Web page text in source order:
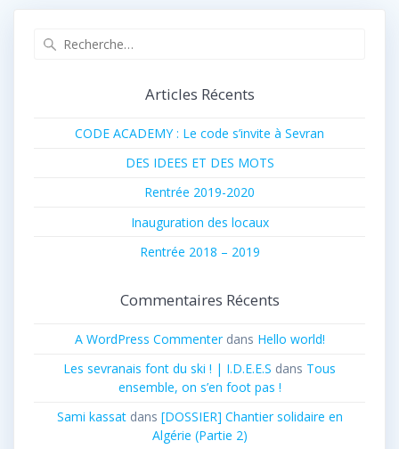
Articles Récents
CODE ACADEMY : Le code s’invite à Sevran
DES IDEES ET DES MOTS
Rentrée 2019-2020
Inauguration des locaux
Rentrée 2018 – 2019
Commentaires Récents
A WordPress Commenterdans Hello world!
Les sevranais font du ski ! | I.D.E.E.S dans Tous
ensemble, on s’en foot pas !
Sami kassatdans [DOSSIER] Chantier solidaire en
Algérie (Partie 2)